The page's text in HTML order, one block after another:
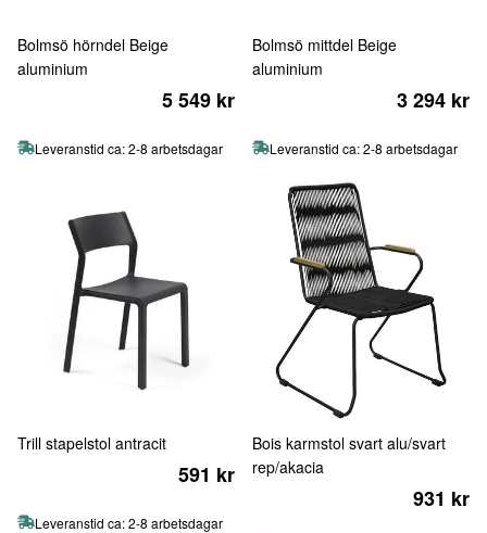
Bolmsö hörndel Beige
aluminium
5 549 kr
Leveranstid ca: 2-8 arbetsdagar
Bolmsö mittdel Beige
aluminium
3 294 kr
Leveranstid ca: 2-8 arbetsdagar
Trill stapelstol antracit
591 kr
Leveranstid ca: 2-8 arbetsdagar
Bois karmstol svart alu/svart
rep/akacia
931 kr